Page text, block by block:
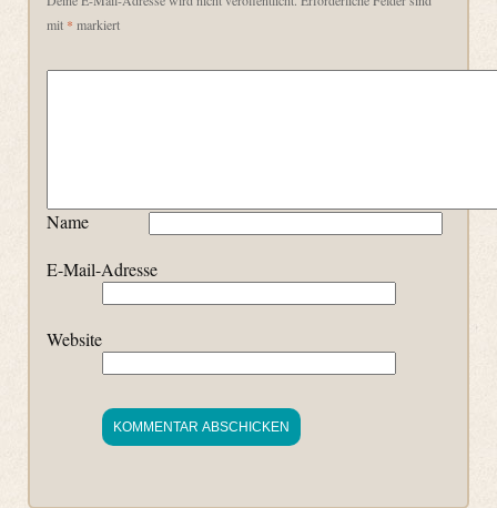
mit * markiert
Name
E-Mail-Adresse
Website